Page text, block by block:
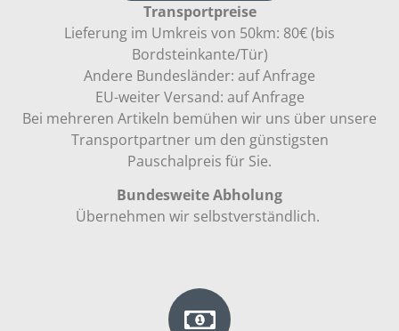
Transportpreise
Lieferung im Umkreis von 50km: 80€ (bis
Bordsteinkante/Tür)
Andere Bundesländer: auf Anfrage
EU-weiter Versand: auf Anfrage
Bei mehreren Artikeln bemühen wir uns über unsere
Transportpartner um den günstigsten
Pauschalpreis für Sie.
Bundesweite Abholung
Übernehmen wir selbstverständlich.